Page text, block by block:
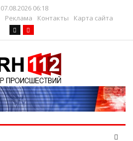
07.08.2026 06:18
Реклама Контакты Карта сайта